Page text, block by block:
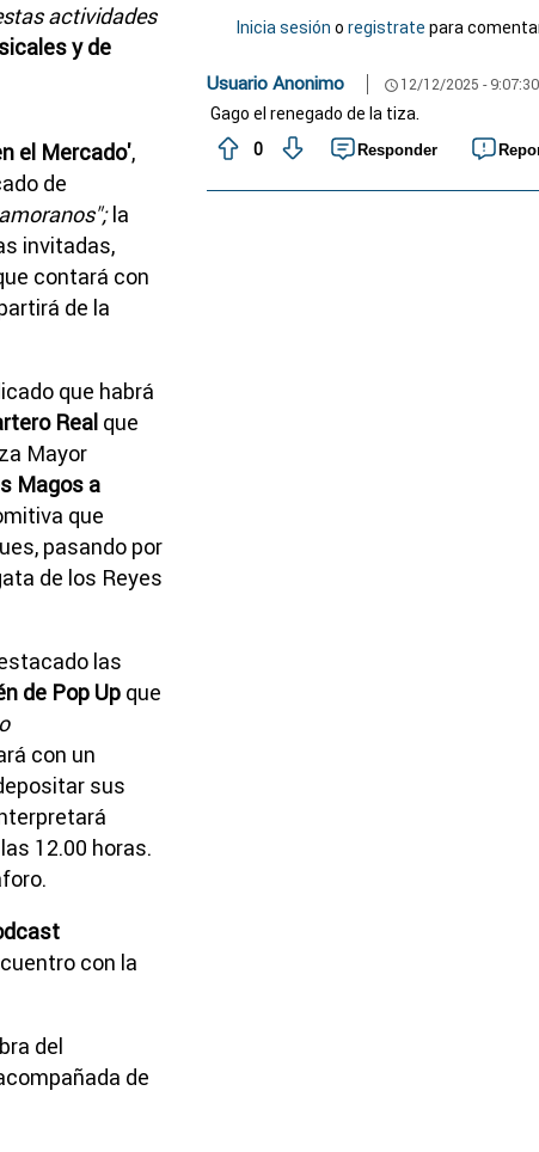
actividades
y de
el Mercado',
de
la
invitadas,
contará con
de la
que habrá
Real que
Mayor
Magos a
que
pasando por
de los Reyes
las
de Pop Up que
con un
sus
12.00 horas.
con la
del
de
Inicia sesión o registrate para
Usuario Anonimo schedule 12/12/2025 -
Gago el renegado de la tiza.
0
Responder